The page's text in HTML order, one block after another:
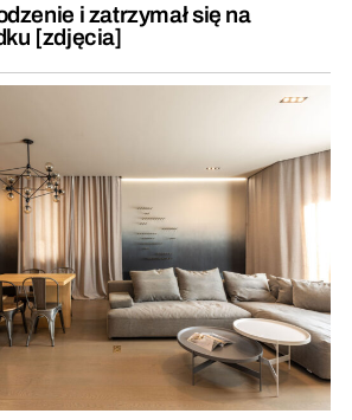
i zatrzymał się na
[zdjęcia]